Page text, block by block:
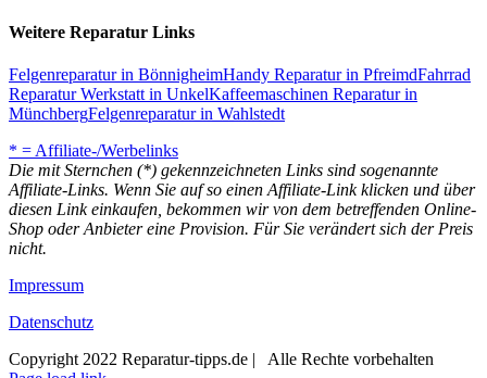
Weitere Reparatur Links
Felgenreparatur in BönnigheimHandy Reparatur in PfreimdFahrrad
Reparatur Werkstatt in UnkelKaffeemaschinen Reparatur in
MünchbergFelgenreparatur in Wahlstedt
* = Affiliate-/Werbelinks
Die mit Sternchen (*) gekennzeichneten Links sind sogenannte
Affiliate-Links. Wenn Sie auf so einen Affiliate-Link klicken und über
diesen Link einkaufen, bekommen wir von dem betreffenden Online-
Shop oder Anbieter eine Provision. Für Sie verändert sich der Preis
nicht.
Impressum
Datenschutz
Copyright 2022 Reparatur-tipps.de | Alle Rechte vorbehalten